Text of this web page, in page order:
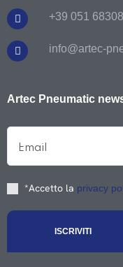
+39 051
info@artec-
Artec Pneumatic
*Accetto la privacy